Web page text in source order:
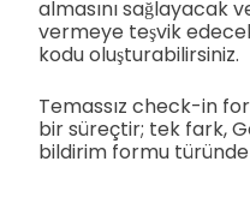
almasını sağlayacak
vermeye teşvik
kodu oluşturabilirsiniz.
Temassız check-in
bir süreçtir; tek fark,
bildirim formu türünde